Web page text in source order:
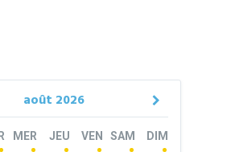
août 2026
Next
MER JEU VEN SAM DIM